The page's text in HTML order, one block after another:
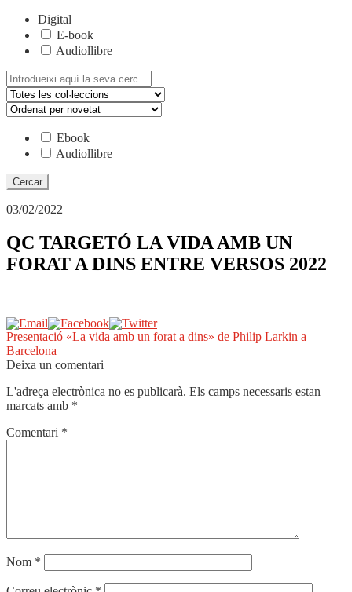
Digital
E-book
Audiollibre
Cerca:
Ebook
Audiollibre
03/02/2022
QC TARGETÓ LA VIDA AMB UN
FORAT A DINS ENTRE VERSOS 2022
Navegació
d'entrades
Entrada
anterior:
Presentació «La vida amb un forat a dins» de Philip Larkin a
Barcelona
Deixa un comentari
L'adreça electrònica no es publicarà. Els camps necessaris estan
marcats amb *
Comentari *
Nom *